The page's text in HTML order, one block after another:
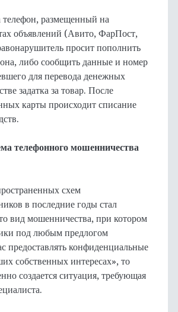
телефон, размещенный на
объявлений (Авито, ФарПост,
просит пополнить
либо сообщить данные и номер
для перевода денежных
задатка за товар. После
карты происходит списание
телефонного мошенничества
схем
в последние годы стал
вид мошенничества, при котором
под любым предлогом
предоставлять конфиденциальные
собственных интересах», то
создается ситуация, требующая